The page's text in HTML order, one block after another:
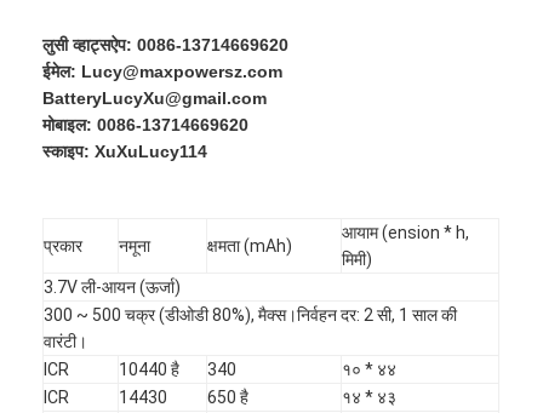
एनआईसीडी रिचार्जेबल बैटरी
एलसीडी बैटरी चार्जर
लिथियम आयन बैटरी पैक
रिचार्जेबल फ्लैशलाइट बैटरी
आपातकालीन प्रकाश बैटरी
लुसी व्हाट्सऐप: 0086-13714669620
ईमेल: Lucy@maxpowersz.com
BatteryLucyXu@gmail.com
मोबाइल: 0086-13714669620
स्काइप: XuXuLucy114
प्रकार नमूना क्षमता (mAh)
आयाम (ension * h,
मिमी)
3.7V ली-आयन (ऊर्जा)
300 ~ 500 चक्र (डीओडी 80%), मैक्स।निर्वहन दर: 2 सी, 1 साल की
वारंटी।
ICR
10440 है 340
१० * ४४
ICR
14430 650 है
१४ * ४३